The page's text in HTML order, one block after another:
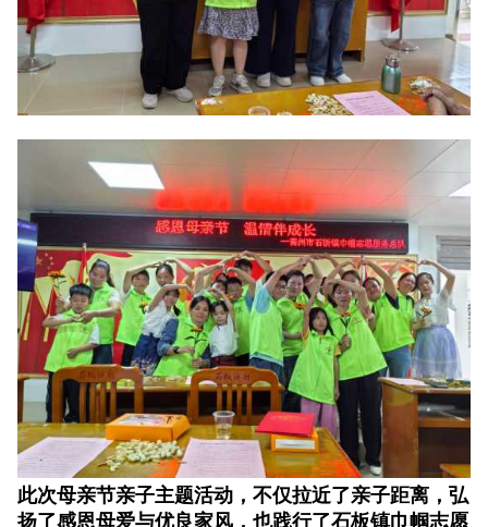
此次母亲节亲子主题活动，不仅拉近了亲子距离，弘
扬了感恩母爱与优良家风，也践行了石板镇巾帼志愿